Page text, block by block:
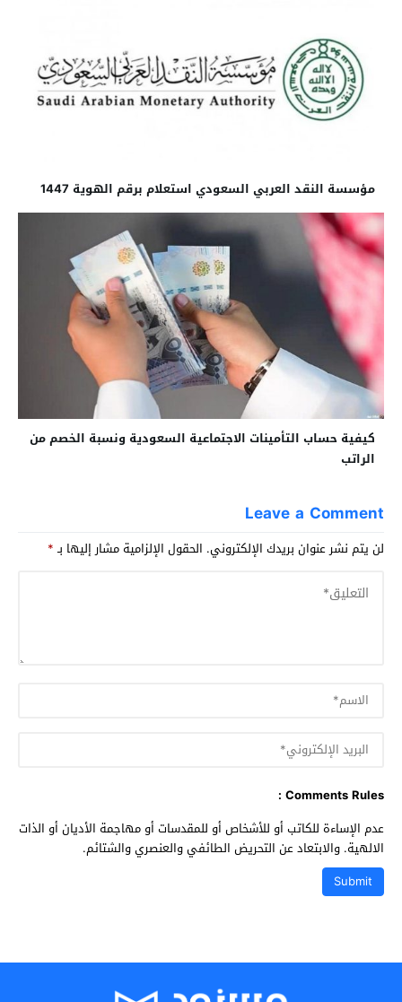
مؤسسة النقد العربي السعودي استعلام برقم الهوية 1447
كيفية حساب التأمينات الاجتماعية السعودية ونسبة الخصم من
الراتب
Leave a Comment
لن يتم نشر عنوان بريدك الإلكتروني. الحقول الإلزامية مشار إليها بـ*
Comments Rules :
عدم الإساءة للكاتب أو للأشخاص أو للمقدسات أو مهاجمة الأديان أو الذات
الالهية. والابتعاد عن التحريض الطائفي والعنصري والشتائم.